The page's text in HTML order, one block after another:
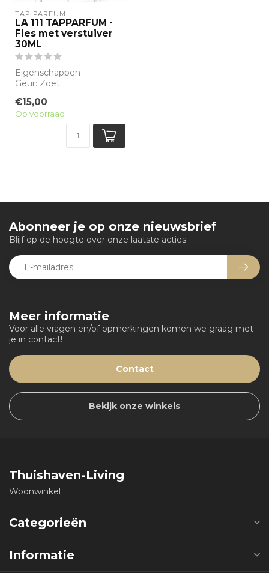
TAP PARFUM
LA 111 TAPPARFUM -
Fles met verstuiver
30ML
Eigenschappen
Geur: Zoet
Appel, Creme Brulee,
Vanille
€15,00
Op voorraad
Meer informatie
Voor alle vragen en/of opmerkingen komen we graag met
je in contact!
Contact
Bekijk onze winkels
Abonneer je op onze nieuwsbrief
Blijf op de hoogte over onze laatste acties
Thuishaven-Living
Woonwinkel
Categorieën
Informatie